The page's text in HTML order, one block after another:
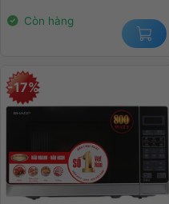
Còn hàng
-17%